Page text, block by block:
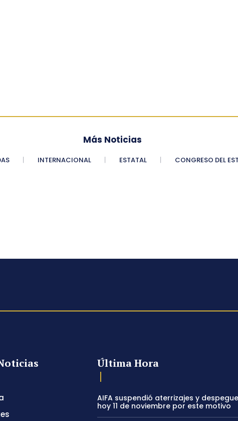
Más Noticias
INTERNACIONAL ESTATAL CONGRESO DEL
Última Hora
AIFA suspendió aterrizajes y
hoy 11 de noviembre por este motivo